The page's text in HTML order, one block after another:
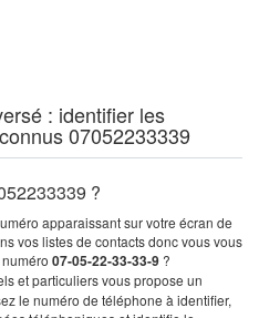
: identifier les
07052233339
?
apparaissant sur votre écran de
vos listes de contacts donc vous vous
07-05-22-33-33-9 ?
et particuliers vous propose un
le numéro de téléphone à identifier,